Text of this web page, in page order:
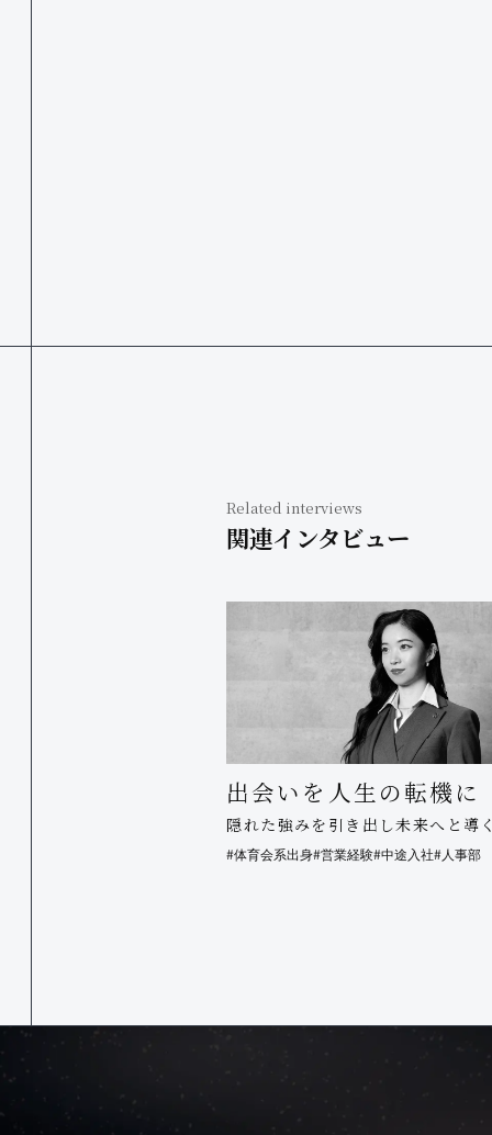
Related interviews
関連インタビュー
出会いを人生の転機に
隠れた強みを引き出し未来へと導
#体育会系出身#営業経験#中途入社#人事部